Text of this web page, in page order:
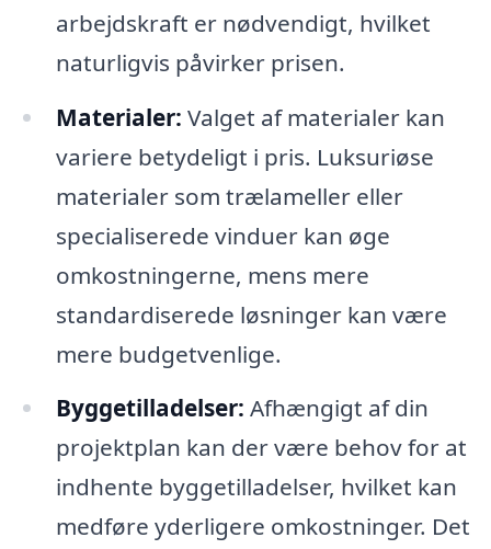
arbejdskraft er nødvendigt, hvilket
naturligvis påvirker prisen.
Materialer: Valget af materialer kan
variere betydeligt i pris. Luksuriøse
materialer som trælameller eller
specialiserede vinduer kan øge
omkostningerne, mens mere
standardiserede løsninger kan være
mere budgetvenlige.
Byggetilladelser: Afhængigt af din
projektplan kan der være behov for at
indhente byggetilladelser, hvilket kan
medføre yderligere omkostninger. Det